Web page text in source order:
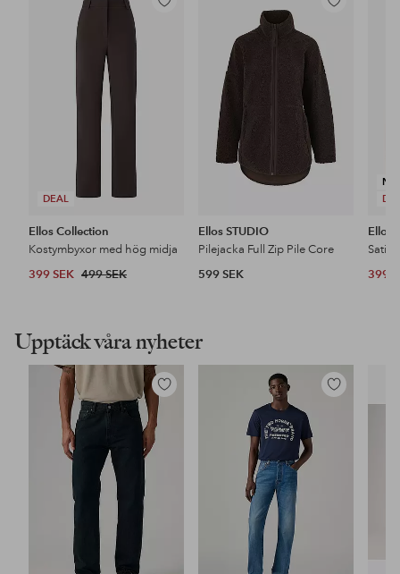
DEAL
Lägg
Ellos Collection
Kostymbyxor med hög midja
399 SEK 499 SEK
Lägg
favoriter
Ellos STUDIO
Pilejacka Full Zip Pile Core
599 SEK
Ellos
399
Upptäck våra nyheter
Lägg
till
favoriter
Lägg